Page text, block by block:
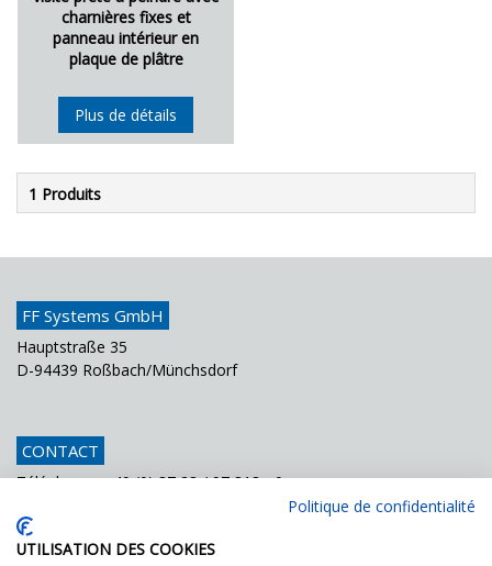
charnières fixes et
panneau intérieur en
plaque de plâtre
Plus de détails
1 Produits
FF Systems GmbH
Hauptstraße 35
D-94439 Roßbach/Münchsdorf
CONTACT
Téléphone +49 (0) 87 23 / 97 818 - 0
+49 (0) 87 23 / 97 818 - 70
Courriel
Politique de confidentialité
UTILISATION DES COOKIES